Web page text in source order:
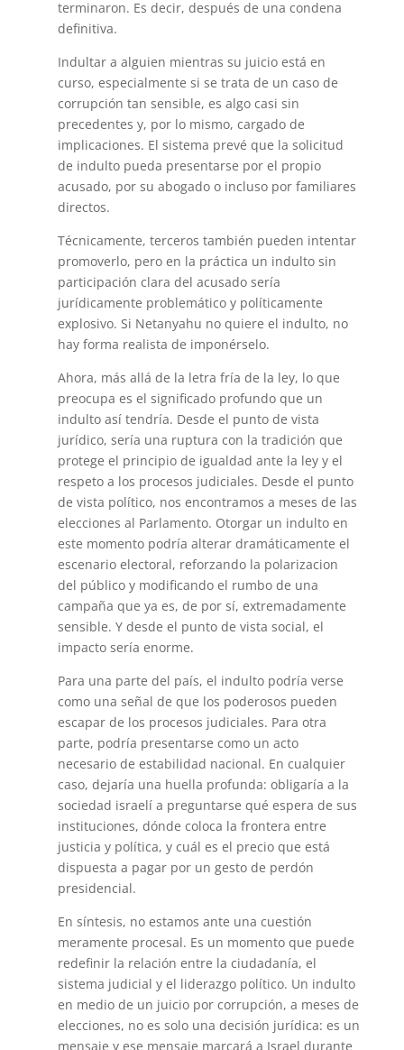
terminaron. Es decir, después de una condena
definitiva.
Indultar a alguien mientras su juicio está en
curso, especialmente si se trata de un caso de
corrupción tan sensible, es algo casi sin
precedentes y, por lo mismo, cargado de
implicaciones. El sistema prevé que la solicitud
de indulto pueda presentarse por el propio
acusado, por su abogado o incluso por familiares
directos.
Técnicamente, terceros también pueden intentar
promoverlo, pero en la práctica un indulto sin
participación clara del acusado sería
jurídicamente problemático y políticamente
explosivo. Si Netanyahu no quiere el indulto, no
hay forma realista de imponérselo.
Ahora, más allá de la letra fría de la ley, lo que
preocupa es el significado profundo que un
indulto así tendría. Desde el punto de vista
jurídico, sería una ruptura con la tradición que
protege el principio de igualdad ante la ley y el
respeto a los procesos judiciales. Desde el punto
de vista político, nos encontramos a meses de las
elecciones al Parlamento. Otorgar un indulto en
este momento podría alterar dramáticamente el
escenario electoral, reforzando la polarizacion
del público y modificando el rumbo de una
campaña que ya es, de por sí, extremadamente
sensible. Y desde el punto de vista social, el
impacto sería enorme.
Para una parte del país, el indulto podría verse
como una señal de que los poderosos pueden
escapar de los procesos judiciales. Para otra
parte, podría presentarse como un acto
necesario de estabilidad nacional. En cualquier
caso, dejaría una huella profunda: obligaría a la
sociedad israelí a preguntarse qué espera de sus
instituciones, dónde coloca la frontera entre
justicia y política, y cuál es el precio que está
dispuesta a pagar por un gesto de perdón
presidencial.
En síntesis, no estamos ante una cuestión
meramente procesal. Es un momento que puede
redefinir la relación entre la ciudadanía, el
sistema judicial y el liderazgo político. Un indulto
en medio de un juicio por corrupción, a meses de
elecciones, no es solo una decisión jurídica: es un
mensaje y ese mensaje marcará a Israel durante